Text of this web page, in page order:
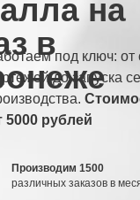
на
в
Производим 1500
различных заказов в
под ключ: от
до запуска
5000 рублей